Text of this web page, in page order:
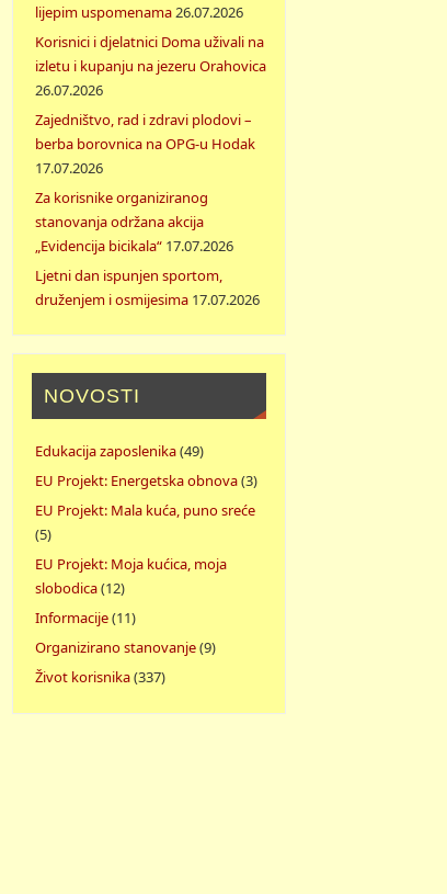
lijepim uspomenama 26.07.2026
Korisnici i djelatnici Doma uživali na
izletu i kupanju na jezeru Orahovica
26.07.2026
Zajedništvo, rad i zdravi plodovi –
berba borovnica na OPG-u Hodak
17.07.2026
Za korisnike organiziranog
stanovanja održana akcija
„Evidencija bicikala“ 17.07.2026
Ljetni dan ispunjen sportom,
druženjem i osmijesima 17.07.2026
NOVOSTI
Edukacija zaposlenika(49)
EU Projekt: Energetska obnova(3)
EU Projekt: Mala kuća, puno sreće
(5)
EU Projekt: Moja kućica, moja
slobodica(12)
Informacije(11)
Organizirano stanovanje(9)
Život korisnika(337)